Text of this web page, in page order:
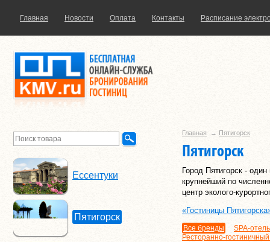
Главная Новости Оплата Контакты Расписание
Главная → Пятигорск
Пятигорск
Город Пятигорск -
крупнейший по
центр эколого-
«Гостиницы
Все бренды
SPA-отель
Ресторанно-
Ессентуки
Пятигорск